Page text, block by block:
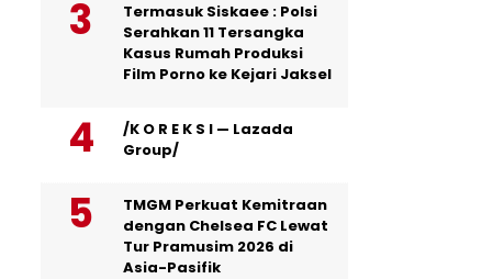
Termasuk Siskaee : Polsi
Serahkan 11 Tersangka
Kasus Rumah Produksi
Film Porno ke Kejari Jaksel
/K O R E K S I — Lazada
Group/
TMGM Perkuat Kemitraan
dengan Chelsea FC Lewat
Tur Pramusim 2026 di
Asia-Pasifik